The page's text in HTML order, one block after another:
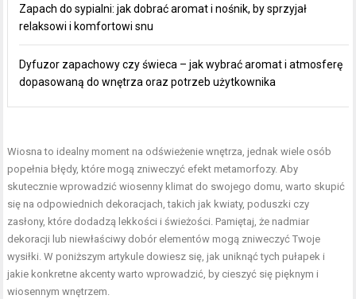
Zapach do sypialni: jak dobrać aromat i nośnik, by sprzyjał
relaksowi i komfortowi snu
Dyfuzor zapachowy czy świeca – jak wybrać aromat i atmosferę
dopasowaną do wnętrza oraz potrzeb użytkownika
Wiosna to idealny moment na odświeżenie wnętrza, jednak wiele osób
popełnia błędy, które mogą zniweczyć efekt metamorfozy. Aby
skutecznie wprowadzić wiosenny klimat do swojego domu, warto skupić
się na odpowiednich dekoracjach, takich jak kwiaty, poduszki czy
zasłony, które dodadzą lekkości i świeżości. Pamiętaj, że nadmiar
dekoracji lub niewłaściwy dobór elementów mogą zniweczyć Twoje
wysiłki. W poniższym artykule dowiesz się, jak uniknąć tych pułapek i
jakie konkretne akcenty warto wprowadzić, by cieszyć się pięknym i
wiosennym wnętrzem.